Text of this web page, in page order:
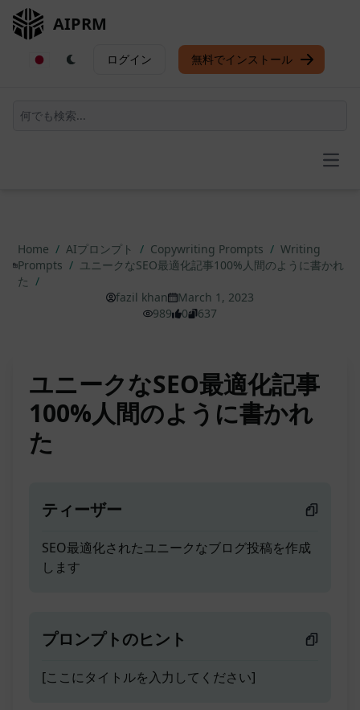
AIPRM
ログイン 無料でインストール
Home / AIプロンプト / Copywriting Prompts / Writing
Prompts / ユニークなSEO最適化記事100%人間のように書かれ
た /
fazil khan
March 1, 2023
989
0 637
ユニークなSEO最適化記事
100%人間のように書かれ
た
ティーザー
SEO最適化されたユニークなブログ投稿を作成
します
プロンプトのヒント
[ここにタイトルを入力してください]